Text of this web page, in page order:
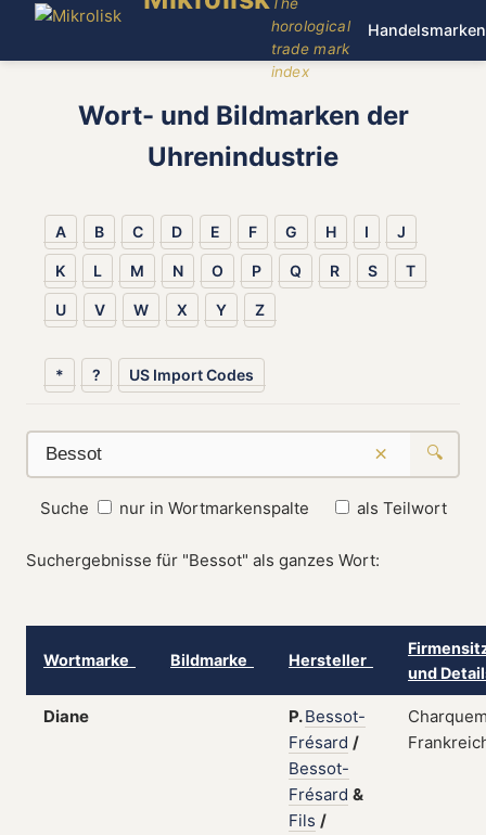
horological
trade mark
index
Handelsmarken
Wort- und Bildmarken der
Uhrenindustrie
A B C D E F G H I J
K L M N O P Q R S T
U V W X Y Z
* ? US Import Codes
× 🔍
Suche nur in Wortmarkenspalte als Teilwort
Suchergebnisse für "Bessot" als ganzes Wort:
Wortmarke Bildmarke Hersteller
und
Diane P.Bessot-
Frésard /
Bessot-
Frésard &
Fils /